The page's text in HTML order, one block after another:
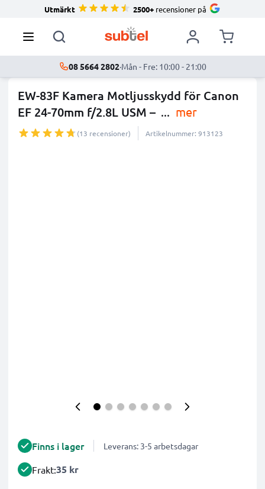
Utmärkt 2500+ recensioner på
08 5664 2802·Mån - Fre: 10:00 - 21:00
EW-83F Kamera Motljusskydd för Canon
EF 24-70mm f/2.8L USM – ... mer
(13 recensioner) Artikelnummer: 913123
Finns i lager Leverans: 3-5 arbetsdagar
Frakt:35 kr